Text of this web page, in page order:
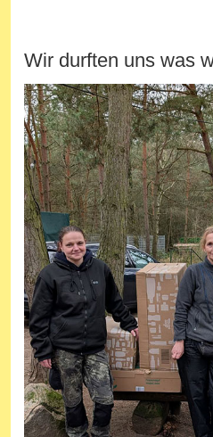
Wir durften uns was